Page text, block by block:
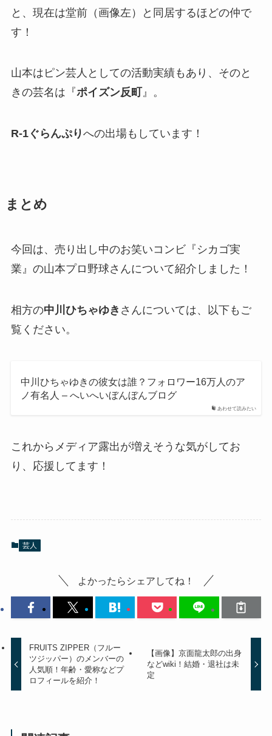
と、現在は堂前（画像左）と同居するほどの仲で
す！
山本はピン芸人としての活動実績もあり、そのと
きの芸名は『ポイズン反町 』。
R-1ぐらんぷりへの出場もしています！
まとめ
今回は、売り出し中のお笑いコンビ『シカゴ実
業』の山本プロ野球さんについて紹介しました！
相方の中川ひちゃゆき さんについては、以下もご
覧ください。
あわせて読みたい
中川ひちゃゆきの彼女は誰？フォロワー16万人のア
ノ有名人 – へいへいぼんぼんブログ
これからメディア露出が増えそうな気がしてお
り、応援してます！
芸人
よかったらシェアしてね！
FRUITS ZIPPER（フルー
ツジッパー）のメンバーの
人気順！年齢・愛称などプ
ロフィールを紹介！
【画像】京面龍太郎の出身
などwiki！結婚・退社は未
定